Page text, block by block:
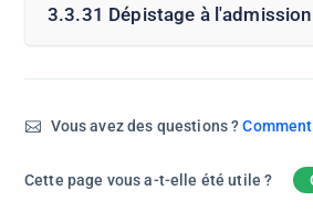
3.3.31 Dépistage à l'admission
Vous avez des questions ?
Cette page vous a-t-elle été utile ?